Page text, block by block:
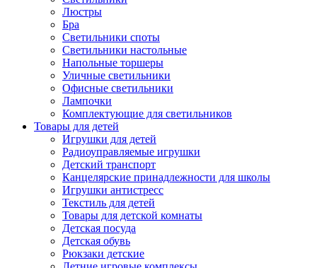
Люстры
Бра
Светильники споты
Светильники настольные
Напольные торшеры
Уличные светильники
Офисные светильники
Лампочки
Комплектующие для светильников
Товары для детей
Игрушки для детей
Радиоуправляемые игрушки
Детский транспорт
Канцелярские принадлежности для школы
Игрушки антистресс
Текстиль для детей
Товары для детской комнаты
Детская посуда
Детская обувь
Рюкзаки детские